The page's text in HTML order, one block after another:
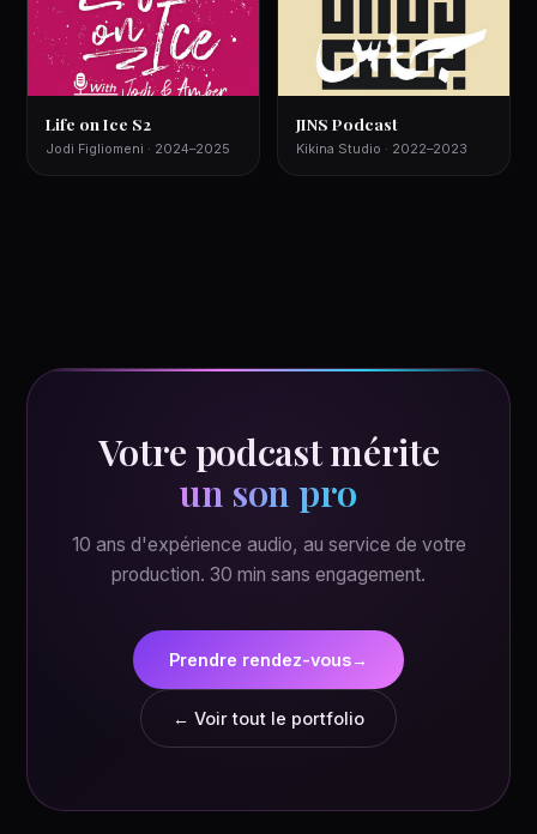
Life on Ice S2
Jodi Figliomeni · 2024–2025
JINS Podcast
Kikina Studio · 2022–2023
Votre podcast mérite
un son pro
10 ans d'expérience audio, au service de votre
production. 30 min sans engagement.
Prendre rendez-vous→
← Voir tout le portfolio